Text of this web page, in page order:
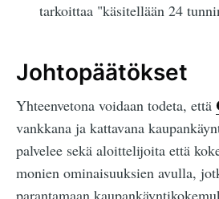
tarkoittaa "käsitellään 24
Johtopäätökset
Yhteenvetona voidaan todeta, että
vankkana ja kattavana
palvelee sekä aloittelijoita että
monien ominaisuuksien avulla,
parantamaan